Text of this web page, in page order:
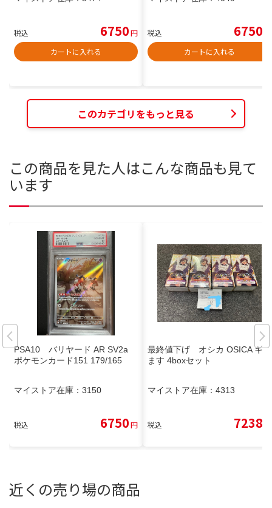
税込 6750円
カートに入れる
税込 6750
カートに入れる
このカテゴリをもっと見る
この商品を見た人はこんな商品も見て
います
PSA10 バリヤード AR SV2a
ポケモンカード151 179/165
マイストア在庫： 3150
税込 6750円
最終値下げ オシカ OSICA ギル
ます 4boxセット
マイストア在庫： 4313
税込 7238
近くの売り場の商品